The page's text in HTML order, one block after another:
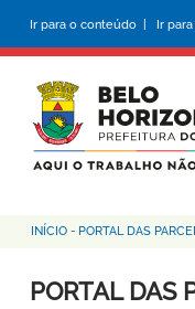
conteúdo
principal
Ir para o conteúdo | Ir
Trilha
de
INÍCIO - PORTAL DAS
PORTAL DAS